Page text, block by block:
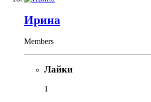
Ирина
Members
Лайки
1